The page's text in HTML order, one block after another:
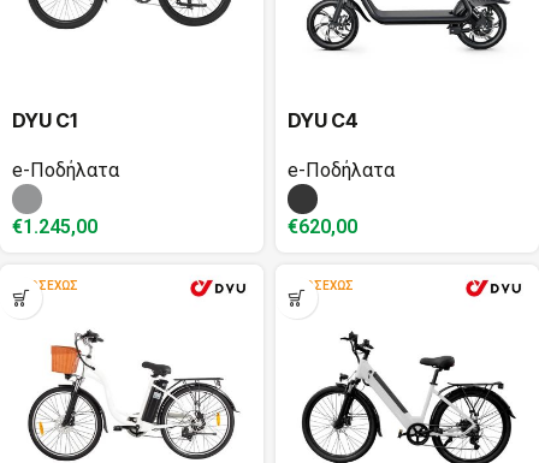
DYU C1
e-Ποδήλατα
€1.245,00
DYU C4
e-Ποδήλατα
€620,00
ΠΡΟΣΕΧΏΣ ΠΡΟΣΕΧΏΣ